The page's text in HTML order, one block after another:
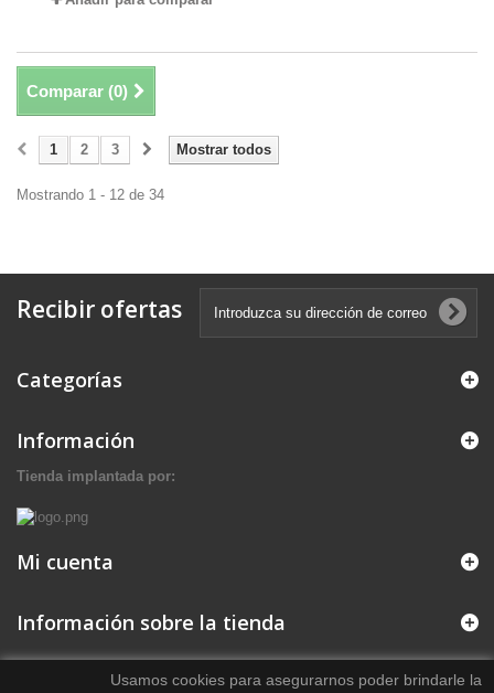
Comparar (0)
Mostrar todos
1 2 3
Mostrando 1 - 12 de 34
Recibir ofertas
Categorías
Información
Tienda implantada por:
Mi cuenta
Información sobre la tienda
Usamos cookies para asegurarnos poder brindarle la